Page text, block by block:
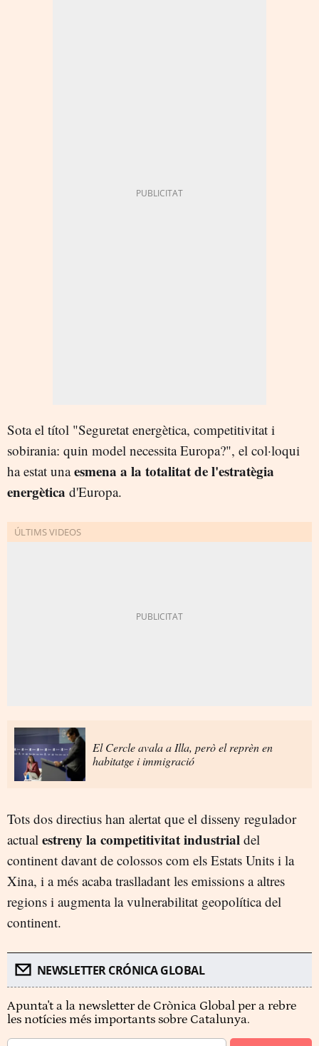
Sota el títol "Seguretat energètica, competitivitat i
sobirania: quin model necessita Europa?", el col·loqui
ha estat unaesmena a la totalitat de l'estratègia
energètica d'Europa.
El Cercle avala a Illa, però el reprèn en
habitatge i immigració
Tots dos directius han alertat que el disseny regulador
actual estreny la competitivitat industrial del
continent davant de colossos com els Estats Units i la
Xina, i a més acaba traslladant les emissions a altres
regions i augmenta la vulnerabilitat geopolítica del
continent.
NEWSLETTER CRÓNICA GLOBAL
Apunta't a la newsletter de Crònica Global per a rebre
les notícies més importants sobre Catalunya.